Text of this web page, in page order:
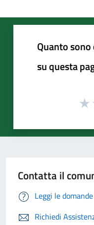
Quanto
su questa
Contatta il
Leggi le
Richiedi